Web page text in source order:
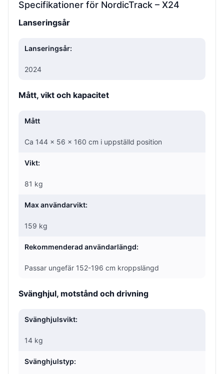
Specifikationer för NordicTrack – X24
Lanseringsår
Lanseringsår:
2024
Mått, vikt och kapacitet
Mått
Ca 144 × 56 × 160 cm i uppställd position
Vikt:
81 kg
Max användarvikt:
159 kg
Rekommenderad användarlängd:
Passar ungefär 152-196 cm kroppslängd
Svänghjul, motstånd och drivning
Svänghjulsvikt:
14 kg
Svänghjulstyp: